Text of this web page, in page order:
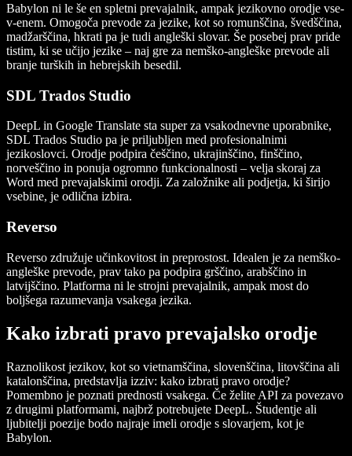
Babylon ni le še en spletni prevajalnik, ampak jezikovno orodje vse-
v-enem. Omogoča prevode za jezike, kot so romunščina, švedščina,
madžarščina, hkrati pa je tudi angleški slovar. Še posebej prav pride
tistim, ki se učijo jezike – naj gre za nemško-angleške prevode ali
branje turških in hebrejskih besedil.
SDL Trados Studio
DeepL in Google Translate sta super za vsakodnevne uporabnike,
SDL Trados Studio pa je priljubljen med profesionalnimi
jezikoslovci. Orodje podpira češčino, ukrajinščino, finščino,
norveščino in ponuja ogromno funkcionalnosti – velja skoraj za
Word med prevajalskimi orodji. Za založnike ali podjetja, ki širijo
vsebine, je odlična izbira.
Reverso
Reverso združuje učinkovitost in preprostost. Idealen je za nemško-
angleške prevode, prav tako pa podpira grščino, arabščino in
latvijščino. Platforma ni le strojni prevajalnik, ampak most do
boljšega razumevanja vsakega jezika.
Kako izbrati pravo prevajalsko orodje
Raznolikost jezikov, kot so vietnamščina, slovenščina, litovščina ali
katalonščina, predstavlja izziv: kako izbrati pravo orodje?
Pomembno je poznati prednosti vsakega. Če želite API za povezavo
z drugimi platformami, najbrž potrebujete DeepL. Študentje ali
ljubitelji poezije bodo najraje imeli orodje s slovarjem, kot je
Babylon.